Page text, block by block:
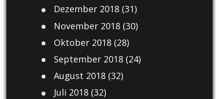
Dezember 2018(31)
November 2018(30)
Oktober 2018(28)
September 2018(24)
August 2018(32)
Juli 2018(32)